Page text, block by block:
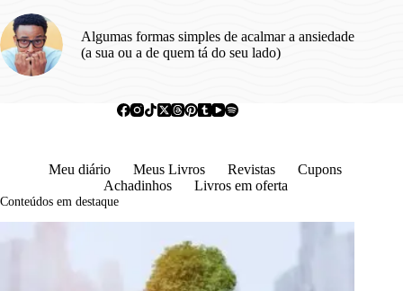
Algumas formas simples de acalmar a ansiedade
(a sua ou a de quem tá do seu lado)
Meu diário Meus Livros Revistas
Cupons
Achadinhos
Livros em oferta
Conteúdos em destaque